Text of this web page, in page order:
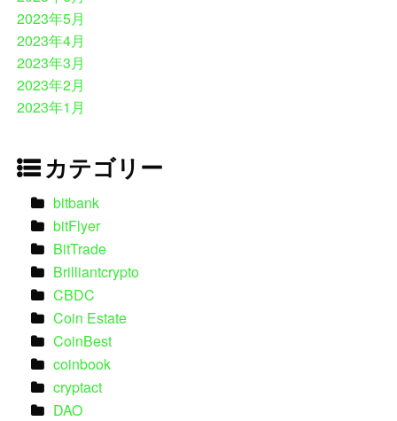
2023年5月
2023年4月
2023年3月
2023年2月
2023年1月
カテゴリー
bitbank
bitFlyer
BitTrade
Brilliantcrypto
CBDC
Coin Estate
CoinBest
coinbook
cryptact
DAO